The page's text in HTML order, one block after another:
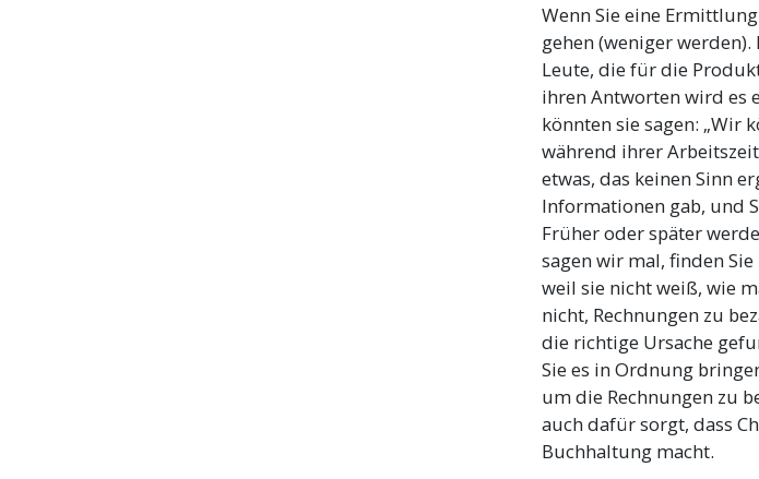
Wenn Sie eine
gehen (weniger
Leute, die für die
ihren Antworten wird es
könnten sie sagen: „Wir
während ihrer
etwas, das keinen Sinn
Informationen gab, und
Früher oder später
sagen wir mal, finden
weil sie nicht weiß, wie
nicht, Rechnungen zu
die richtige Ursache
Sie es in Ordnung
um die Rechnungen zu
auch dafür sorgt, dass
Buchhaltung macht.